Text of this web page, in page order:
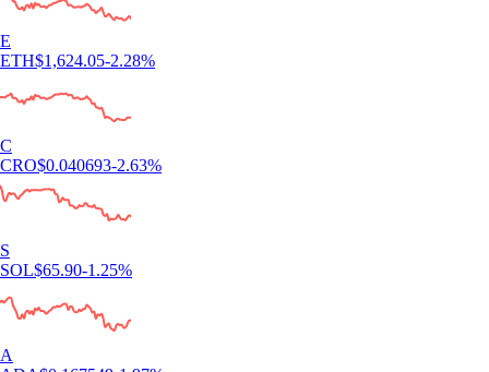
E
ETH$1,624.05-2.28%
C
CRO$0.040693-2.63%
S
SOL$65.90-1.25%
A